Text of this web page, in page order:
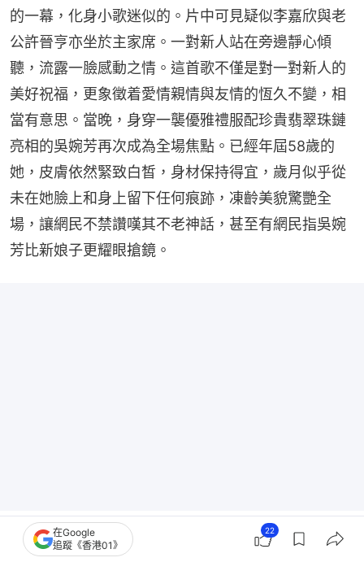
的一幕，化身小歌迷似的。片中可見疑似李嘉欣與老
公許晉亨亦坐於主家席。一對新人站在旁邊靜心傾
聽，流露一臉感動之情。這首歌不僅是對一對新人的
美好祝福，更象徵着愛情親情與友情的恆久不變，相
當有意思。當晚，身穿一襲優雅禮服配珍貴翡翠珠鏈
亮相的吳婉芳再次成為全場焦點。已經年屆58歲的
她，皮膚依然緊致白皙，身材保持得宜，歲月似乎從
未在她臉上和身上留下任何痕跡，凍齡美貌驚艷全
場，讓網民不禁讚嘆其不老神話，甚至有網民指吳婉
芳比新娘子更耀眼搶鏡。
在Google
追蹤《香港01》
22